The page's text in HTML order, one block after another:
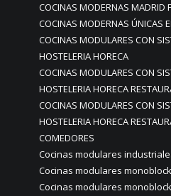
COCINAS MODERNAS MADRID
COCINAS MODERNAS ÚNICAS
COCINAS MODULARES CON
HOSTELERIA HORECA
COCINAS MODULARES CON
HOSTELERIA HORECA
COCINAS MODULARES CON
HOSTELERIA HORECA
COMEDORES
Cocinas modulares
Cocinas modulares
Cocinas modulares